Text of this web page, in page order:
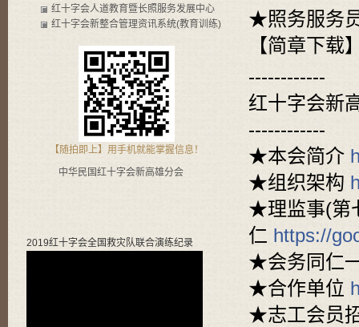
★照务服务
【简章下载
------------
红十字会新
------------
★本会简介
★组织架构
★理监事(第
仁 https://
★会务同仁
★合作单位
★志工会员
红十字会人道教育暨长照服务发展中心
红十字会新整合管理资讯系统(教育训练)
【随拍即上】用手机就能掌握信息！
中华民国红十字会新高雄分会
2019红十字会全国救灾队联合演练纪录